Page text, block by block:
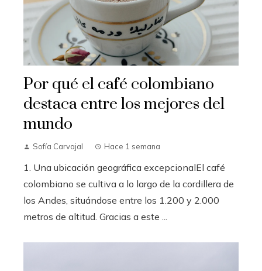
Por qué el café colombiano
destaca entre los mejores del
mundo
Sofía Carvajal Hace 1 semana
1. Una ubicación geográfica excepcionalEl café
colombiano se cultiva a lo largo de la cordillera de
los Andes, situándose entre los 1.200 y 2.000
metros de altitud. Gracias a este ...